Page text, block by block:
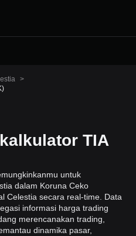
>
TIA
untuk
dalam Koruna Ceko
Celestia secara real-time. Data
informasi harga trading
merencanakan trading,
dinamika pasar,